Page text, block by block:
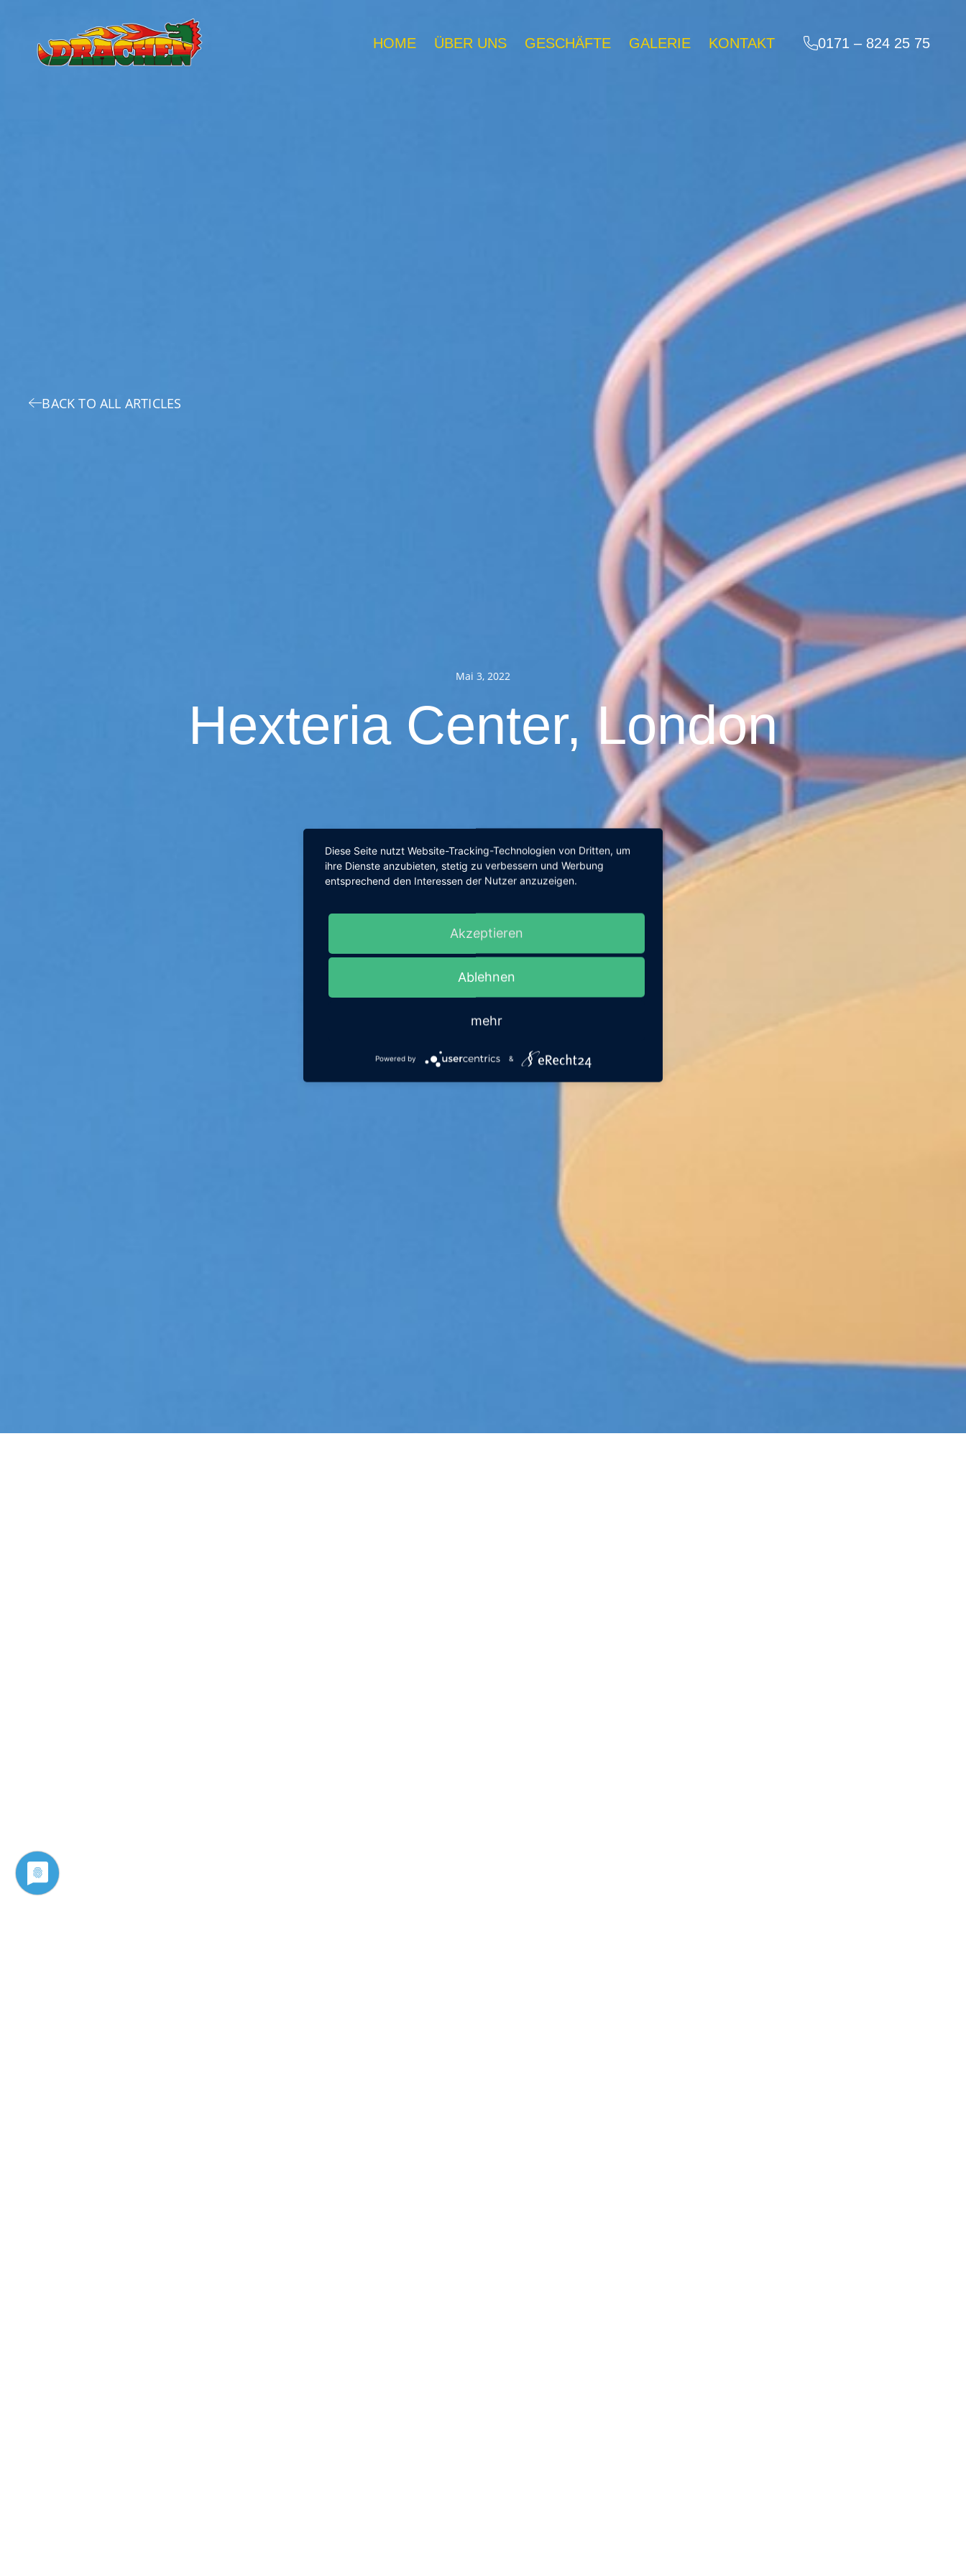
HOME ÜBER UNS GESCHÄFTE GALERIE KONTAKT 0171 – 824 25 75
BACK TO ALL ARTICLES
Mai 3, 2022
Hexteria Center, London
Diese Seite nutzt Website-Tracking-Technologien von Dritten, um
ihre Dienste anzubieten, stetig zu verbessern und Werbung
entsprechend den Interessen der Nutzer anzuzeigen.
Akzeptieren
Ablehnen
mehr
Powered by &